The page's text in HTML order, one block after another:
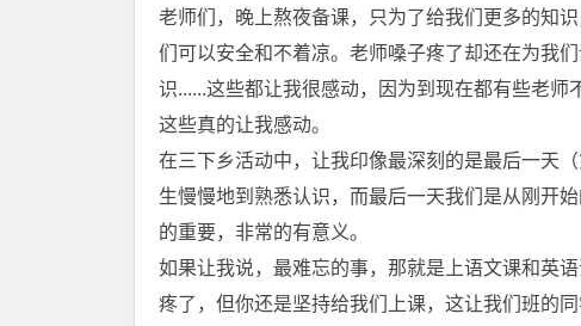
老师们，晚上熬夜备课，只为了给我们更多的知
们可以安全和不着凉。老师嗓子疼了却还在为我
识......这些都让我很感动，因为到现在都有些老
这些真的让我感动。
在三下乡活动中，让我印像最深刻的是最后一天
生慢慢地到熟悉认识，而最后一天我们是从刚开
的重要，非常的有意义。
如果让我说，最难忘的事，那就是上语文课和英
疼了，但你还是坚持给我们上课，这让我们班的